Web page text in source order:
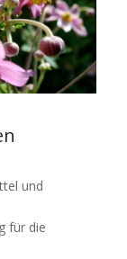
und
für die